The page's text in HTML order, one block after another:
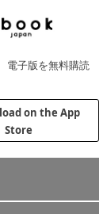
電子版を無料購読